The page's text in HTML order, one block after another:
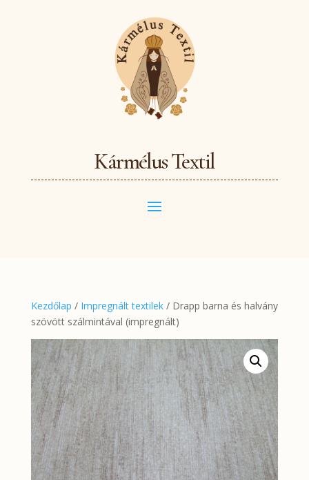
Kármélus Textil
Kezdőlap / Impregnált textilek/ Drapp barna és halvány
szövött szálmintával (impregnált)